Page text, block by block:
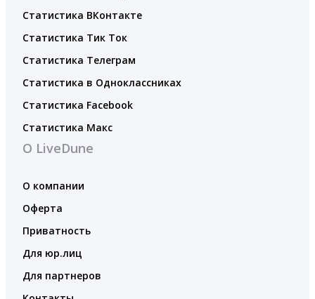
Статистика ВКонтакте
Статистика Тик Ток
Статистика Телеграм
Статистика в Одноклассниках
Статистика Facebook
Статистика Макс
О LiveDune
О компании
Оферта
Приватность
Для юр.лиц
Для партнеров